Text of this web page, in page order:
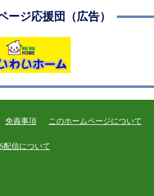
ージ応援団（広告）
免責事項 このホームページについて
配信について